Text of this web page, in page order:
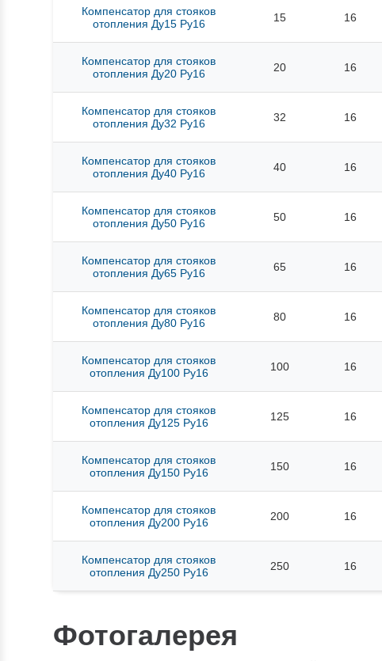
Компенсатор для стояков
отопления Ду15 Ру16
15 16
Компенсатор для стояков
отопления Ду20 Ру16
20 16
Компенсатор для стояков
отопления Ду32 Ру16
32 16
Компенсатор для стояков
отопления Ду40 Ру16
40 16
Компенсатор для стояков
отопления Ду50 Ру16
50 16
Компенсатор для стояков
отопления Ду65 Ру16
65 16
Компенсатор для стояков
отопления Ду80 Ру16
80 16
Компенсатор для стояков
отопления Ду100 Ру16
100 16
Компенсатор для стояков
отопления Ду125 Ру16
125 16
Компенсатор для стояков
отопления Ду150 Ру16
150 16
Компенсатор для стояков
отопления Ду200 Ру16
200 16
Компенсатор для стояков
отопления Ду250 Ру16
250 16
Фотогалерея